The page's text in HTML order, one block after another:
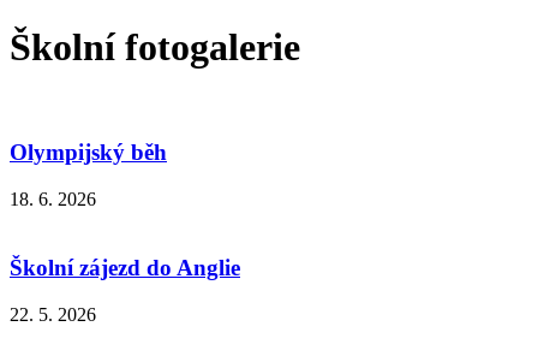
Školní fotogalerie
Olympijský běh
18. 6. 2026
Školní zájezd do Anglie
22. 5. 2026